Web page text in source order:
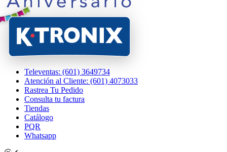
Televentas: (601) 3649734
Atención al Cliente: (601) 4073033
Rastrea Tu Pedido
Consulta tu factura
Tiendas
Catálogo
PQR
Whatsapp